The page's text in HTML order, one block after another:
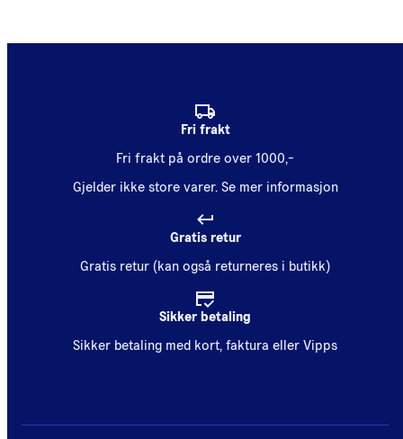
Fri frakt
Fri frakt på ordre over 1000,-
Gjelder ikke store varer. Se mer informasjon
Gratis retur
Gratis retur (kan også returneres i butikk)
Sikker betaling
Sikker betaling med kort, faktura eller Vipps